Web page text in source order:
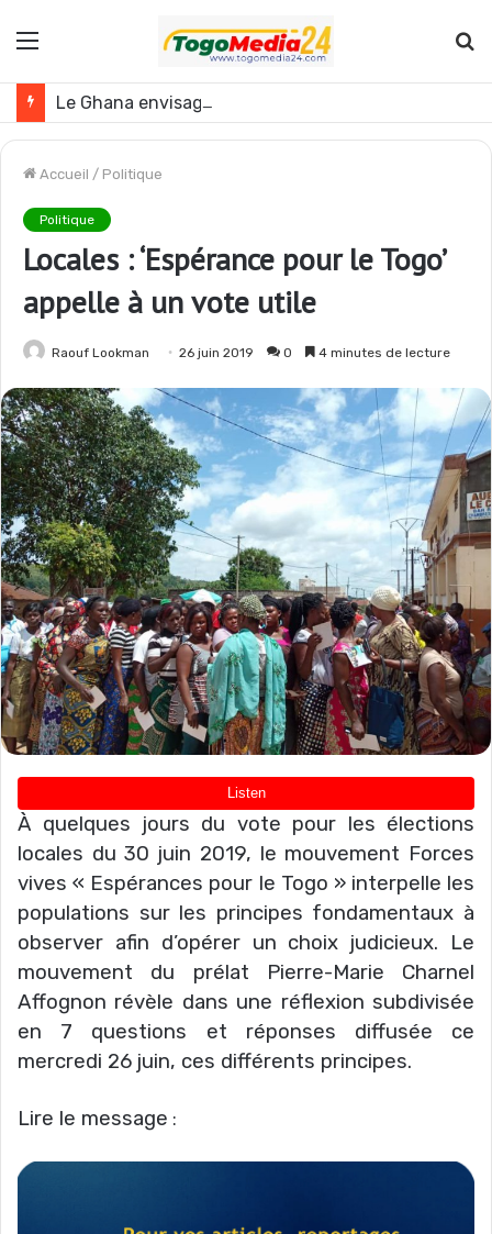
Menu
Le Ghana envisage des réformes politiques
Accueil / Politique
Politique
Locales : ‘Espérance pour le Togo’
appelle à un vote utile
Raouf Lookman 26 juin 2019 0 4 minutes de lecture
À quelques jours du vote pour les élections
locales du 30 juin 2019, le mouvement Forces
vives « Espérances pour le Togo » interpelle les
populations sur les principes fondamentaux à
observer afin d’opérer un choix judicieux. Le
mouvement du prélat Pierre-Marie Charnel
Affognon révèle dans une réflexion subdivisée
en 7 questions et réponses diffusée ce
mercredi 26 juin, ces différents principes.
Lire le message :